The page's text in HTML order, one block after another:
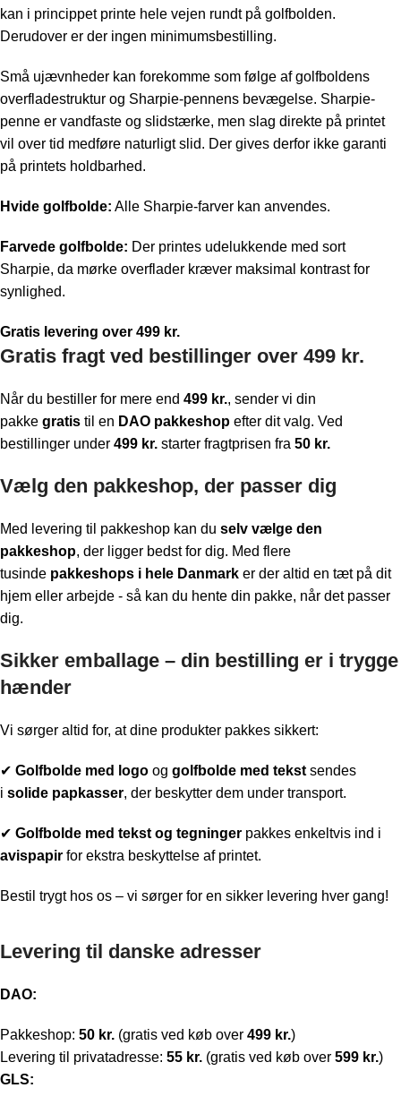
kan i princippet printe hele vejen rundt på golfbolden.
Derudover er der ingen minimumsbestilling.
Små ujævnheder kan forekomme som følge af golfboldens
overfladestruktur og Sharpie-pennens bevægelse. Sharpie-
penne er vandfaste og slidstærke, men slag direkte på printet
vil over tid medføre naturligt slid. Der gives derfor ikke garanti
på printets holdbarhed.
Hvide golfbolde: Alle Sharpie-farver kan anvendes.
Farvede golfbolde: Der printes udelukkende med sort
Sharpie, da mørke overflader kræver maksimal kontrast for
synlighed.
Gratis levering over 499 kr.
Gratis fragt ved bestillinger over 499 kr.
Når du bestiller for mere end 499 kr., sender vi din
pakke gratis til en DAO pakkeshop efter dit valg. Ved
bestillinger under 499 kr. starter fragtprisen fra 50 kr.
Vælg den pakkeshop, der passer dig
Med levering til pakkeshop kan du selv vælge den
pakkeshop, der ligger bedst for dig. Med flere
tusinde pakkeshops i hele Danmark er der altid en tæt på dit
hjem eller arbejde - så kan du hente din pakke, når det passer
dig.
Sikker emballage – din bestilling er i trygge
hænder
Vi sørger altid for, at dine produkter pakkes sikkert:
✔ Golfbolde med logo og golfbolde med tekst sendes
i solide papkasser, der beskytter dem under transport.
✔ Golfbolde med tekst og tegninger pakkes enkeltvis ind i
avispapir for ekstra beskyttelse af printet.
Bestil trygt hos os – vi sørger for en sikker levering hver gang!
Levering til danske adresser
DAO:
Pakkeshop: 50 kr. (gratis ved køb over 499 kr.)
Levering til privatadresse: 55 kr. (gratis ved køb over 599 kr.)
GLS: